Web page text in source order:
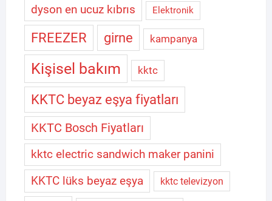
dyson en ucuz kıbrıs Elektronik
FREEZER girne kampanya
Kişisel bakım kktc
KKTC beyaz eşya fiyatları
KKTC Bosch Fiyatları
kktc electric sandwich maker panini
KKTC lüks beyaz eşya kktc televizyon